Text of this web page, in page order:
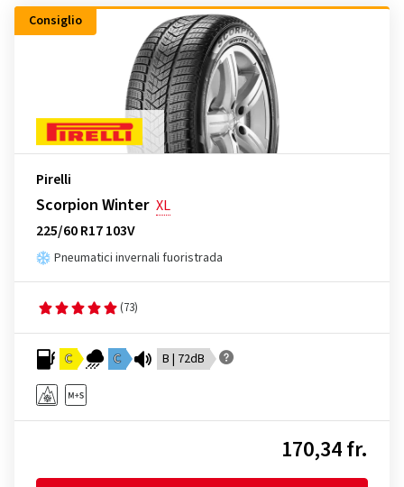
Consiglio
Pirelli
Scorpion Winter XL
225/60 R17 103V
Pneumatici invernali fuoristrada
(73)
C C B | 72dB
170,34 fr.